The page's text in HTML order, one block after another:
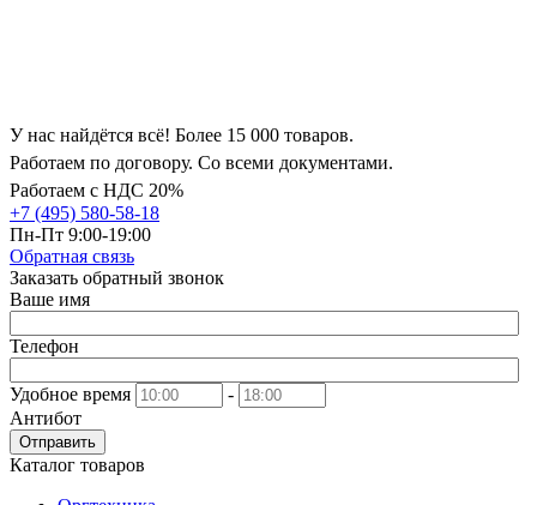
У нас найдётся всё! Более 15 000 товаров.
Работаем по договору. Со всеми документами.
Работаем с НДС 20%
+7 (495) 580-58-18
Пн-Пт 9:00-19:00
Обратная связь
Заказать обратный звонок
Ваше имя
Телефон
Удобное время
-
Антибот
Отправить
Каталог товаров